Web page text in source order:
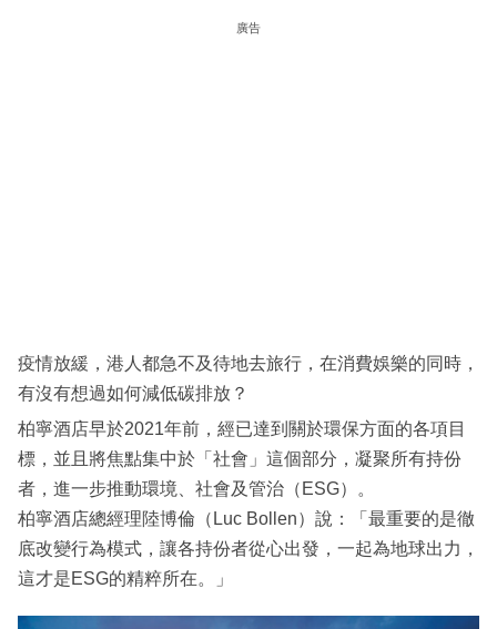
閱
專
廣告
疫情放緩，港人都急不及待地去旅行，在消費娛樂的同時，
有沒有想過如何減低碳排放？
柏寧酒店早於2021年前，經已達到關於環保方面的各項目
標，並且將焦點集中於「社會」這個部分，凝聚所有持份
者，進一步推動環境、社會及管治（ESG）。
柏寧酒店總經理陸博倫（Luc Bollen）說：「最重要的是徹
底改變行為模式，讓各持份者從心出發，一起為地球出力，
這才是ESG的精粹所在。」